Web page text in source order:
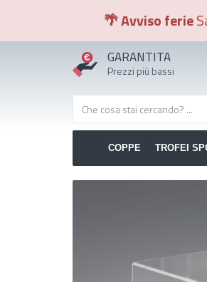
🌴 Avviso ferie
GARANTITA
Prezzi più bassi
COPPE TROFEI